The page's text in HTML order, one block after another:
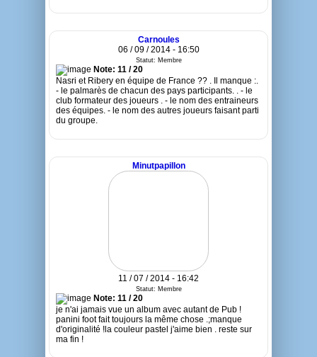
Carnoules
06 / 09 / 2014 - 16:50
Statut: Membre
Note: 11 / 20
Nasri et Ribery en équipe de France ?? . Il manque :.
- le palmarès de chacun des pays participants. . - le
club formateur des joueurs . - le nom des entraineurs
des équipes. - le nom des autres joueurs faisant parti
du groupe.
Minutpapillon
11 / 07 / 2014 - 16:42
Statut: Membre
Note: 11 / 20
je n'ai jamais vue un album avec autant de Pub !
panini foot fait toujours la même chose .;manque
d'originalité !la couleur pastel j'aime bien . reste sur
ma fin !